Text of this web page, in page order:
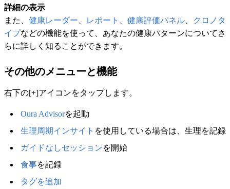
詳細の表示
また、 健康レーダー レポート 健康評価パネル
クロノタ
イプなどの機能を使って、あなたの健康パターンについてさ
らに詳しく知ることができます。
その他のメニューと機能
右下の[+]アイコンをタップします。
Oura Advisorを起動
生理周期インサイト を使用している場合は、生理を記録
ガイドなしセッションを開始
食事を記録
タグを追加